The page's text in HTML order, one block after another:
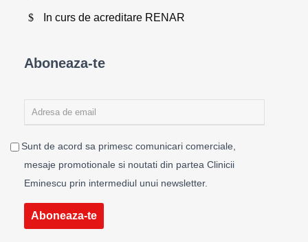
In curs de acreditare RENAR
Aboneaza-te
Sunt de acord sa primesc comunicari comerciale,
mesaje promotionale si noutati din partea Clinicii
Eminescu prin intermediul unui newsletter.
Aboneaza-te